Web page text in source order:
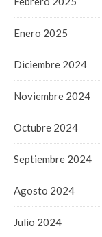
Enero 2025
Diciembre 2024
Noviembre 2024
Octubre 2024
Septiembre 2024
Agosto 2024
Julio 2024